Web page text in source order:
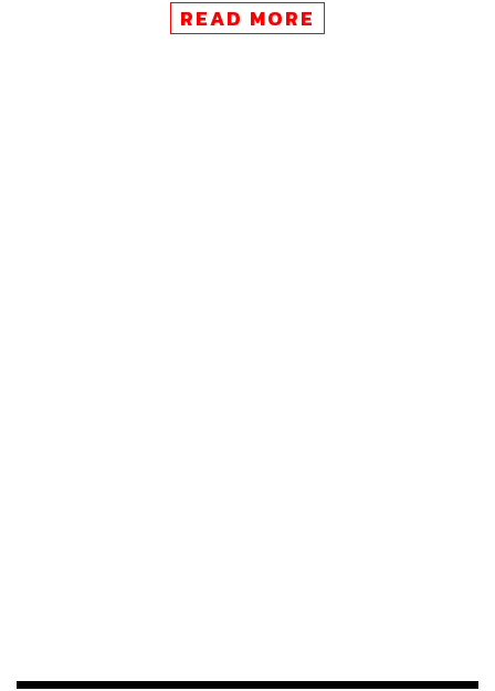
ที่ต้องจับตามองคือการท่องเที่ยวที่เริ่มน่ากังวล เพราะค่า
READ MORE